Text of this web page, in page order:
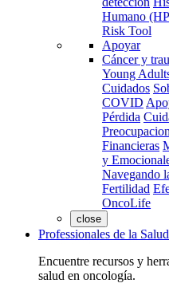
Humano
Risk Tool
Apoyar
Cáncer y
Young
Cuidados
COVID
Pérdida
Financieras
y
Navegando
Fertilidad
OncoLife
close
Professionales de la Salud
Encuentre recursos y
salud en oncología.